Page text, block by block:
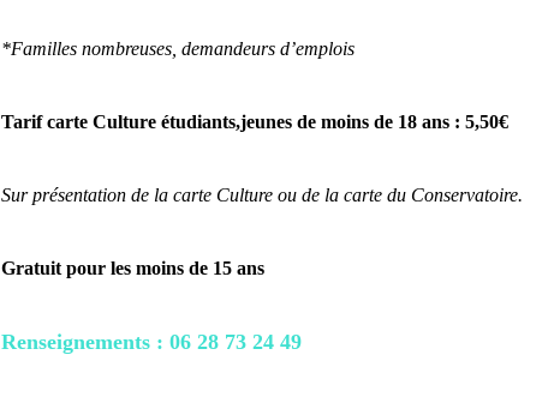
*Familles nombreuses, demandeurs d’emplois
Tarif carte Culture étudiants,jeunes de moins de 18 ans : 5,50€
Sur présentation de la carte Culture ou de la carte du Conservatoire.
Gratuit pour les moins de 15 ans
Renseignements : 06 28 73 24 49